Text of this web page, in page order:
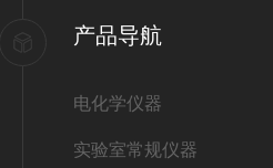
产品导航
电化学仪器
实验室常规仪器